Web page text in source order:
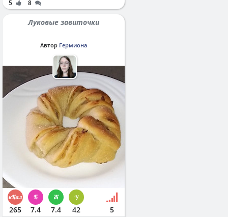
5 8
Луковые завиточки
Автор Гермиона
265 7.4 7.4 42 5